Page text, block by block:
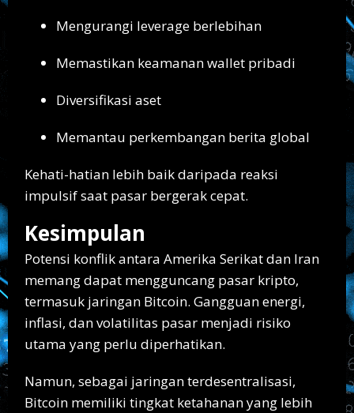
Mengurangi leverage berlebihan
Memastikan keamanan wallet pribadi
Diversifikasi aset
Memantau perkembangan berita global
Kehati-hatian lebih baik daripada reaksi
impulsif saat pasar bergerak cepat.
Kesimpulan
Potensi konflik antara Amerika Serikat dan Iran
memang dapat mengguncang pasar kripto,
termasuk jaringan Bitcoin. Gangguan energi,
inflasi, dan volatilitas pasar menjadi risiko
utama yang perlu diperhatikan.
Namun, sebagai jaringan terdesentralisasi,
Bitcoin memiliki tingkat ketahanan yang lebih